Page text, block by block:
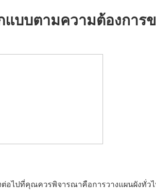
แบบตามความต้องการ
อไปที่คุณควรพิจารณาคือการวางแผนผังทั่ว